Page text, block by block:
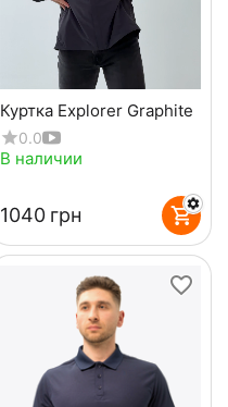
Куртка Explorer Graphite
0.0
В наличии
‍1040‍ грн